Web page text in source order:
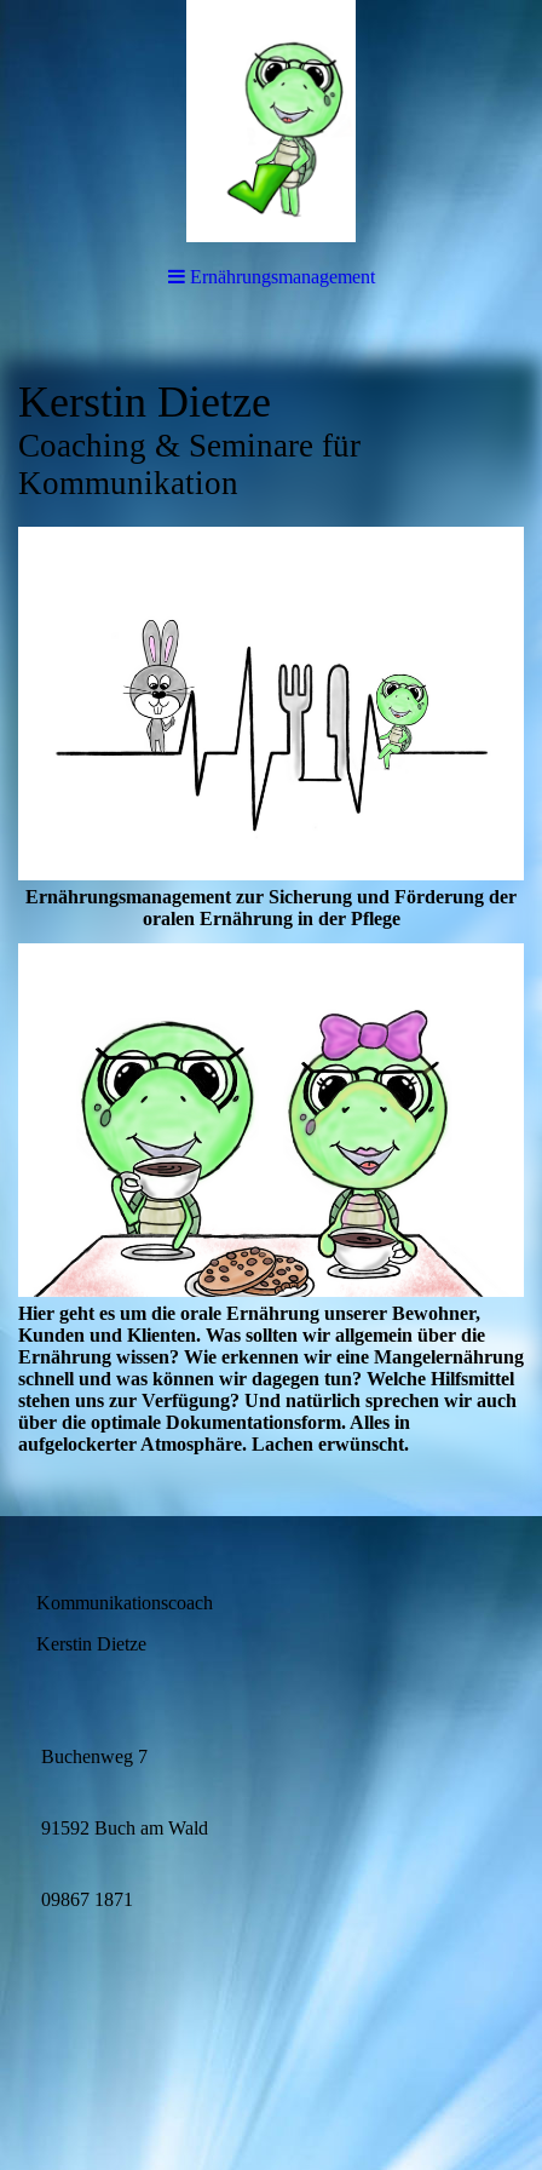
Ernährungsmanagement
Kerstin Dietze
Coaching & Seminare für
Kommunikation
Ernährungsmanagement zur Sicherung und Förderung der
oralen Ernährung in der Pflege
Hier geht es um die orale Ernährung unserer Bewohner,
Kunden und Klienten. Was sollten wir allgemein über die
Ernährung wissen? Wie erkennen wir eine Mangelernährung
schnell und was können wir dagegen tun? Welche Hilfsmittel
stehen uns zur Verfügung? Und natürlich sprechen wir auch
über die optimale Dokumentationsform. Alles in
aufgelockerter Atmosphäre. Lachen erwünscht.
Kommunikationscoach
Kerstin Dietze
Buchenweg 7
91592 Buch am Wald
09867 1871